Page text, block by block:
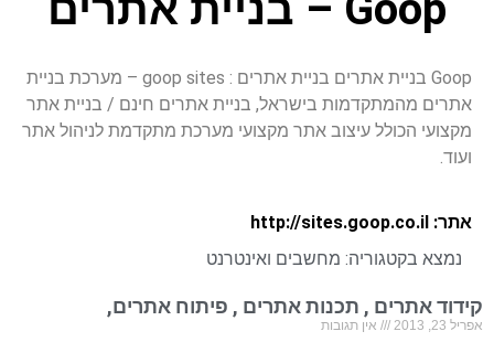
Goop בניית אתרים בניית אתרים : goop sites – מערכת בניית
אתרים מהמתקדמות בישראל, בניית אתרים חינם / בניית אתר
מקצועי הכולל עיצוב אתר מקצועי מערכת מתקדמת לניהול אתר
ועוד.
אתר: http://sites.goop.co.il
נמצא בקטגוריה: מחשבים ואינטרנט
קידוד אתרים , תכנות אתרים , פיתוח אתרים,
אפריל 23, 2013 אין תגובות